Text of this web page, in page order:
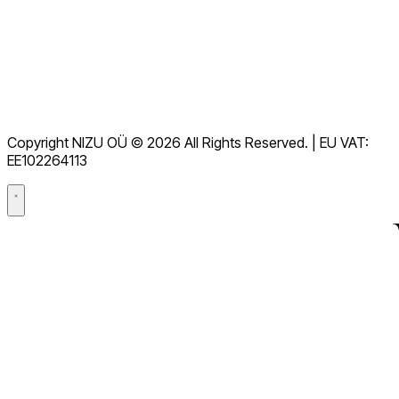
GDPR
Databehandleravtale (DPA)
Copyright NIZU OÜ © 2026 All Rights Reserved. | EU VAT:
EE102264113